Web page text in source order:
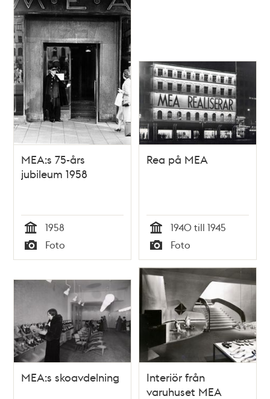
MEA:s 75-års
jubileum 1958
Tid
1958
Typ
Foto
Rea på MEA
Tid
1940 till 1945
Typ
Foto
MEA:s skoavdelning
Interiör från
varuhuset MEA